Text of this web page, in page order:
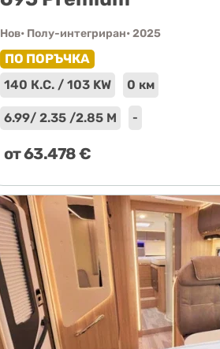
Нов• Полу-интегриран• 2025
ПО ПОРЪЧКА
140 К.С. / 103 KW
0 км
6.99/ 2.35 /2.85 М -
от63.478€